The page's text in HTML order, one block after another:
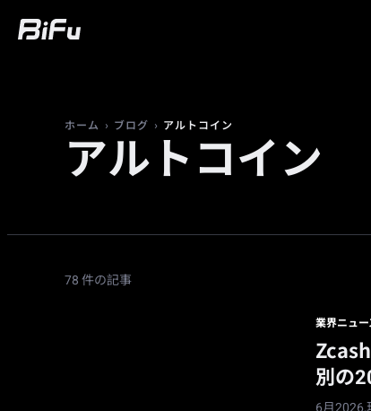
ホーム › ブログ › アルトコイン
アルトコイン
78 件の記事
業界ニュー
別の
6月2026,